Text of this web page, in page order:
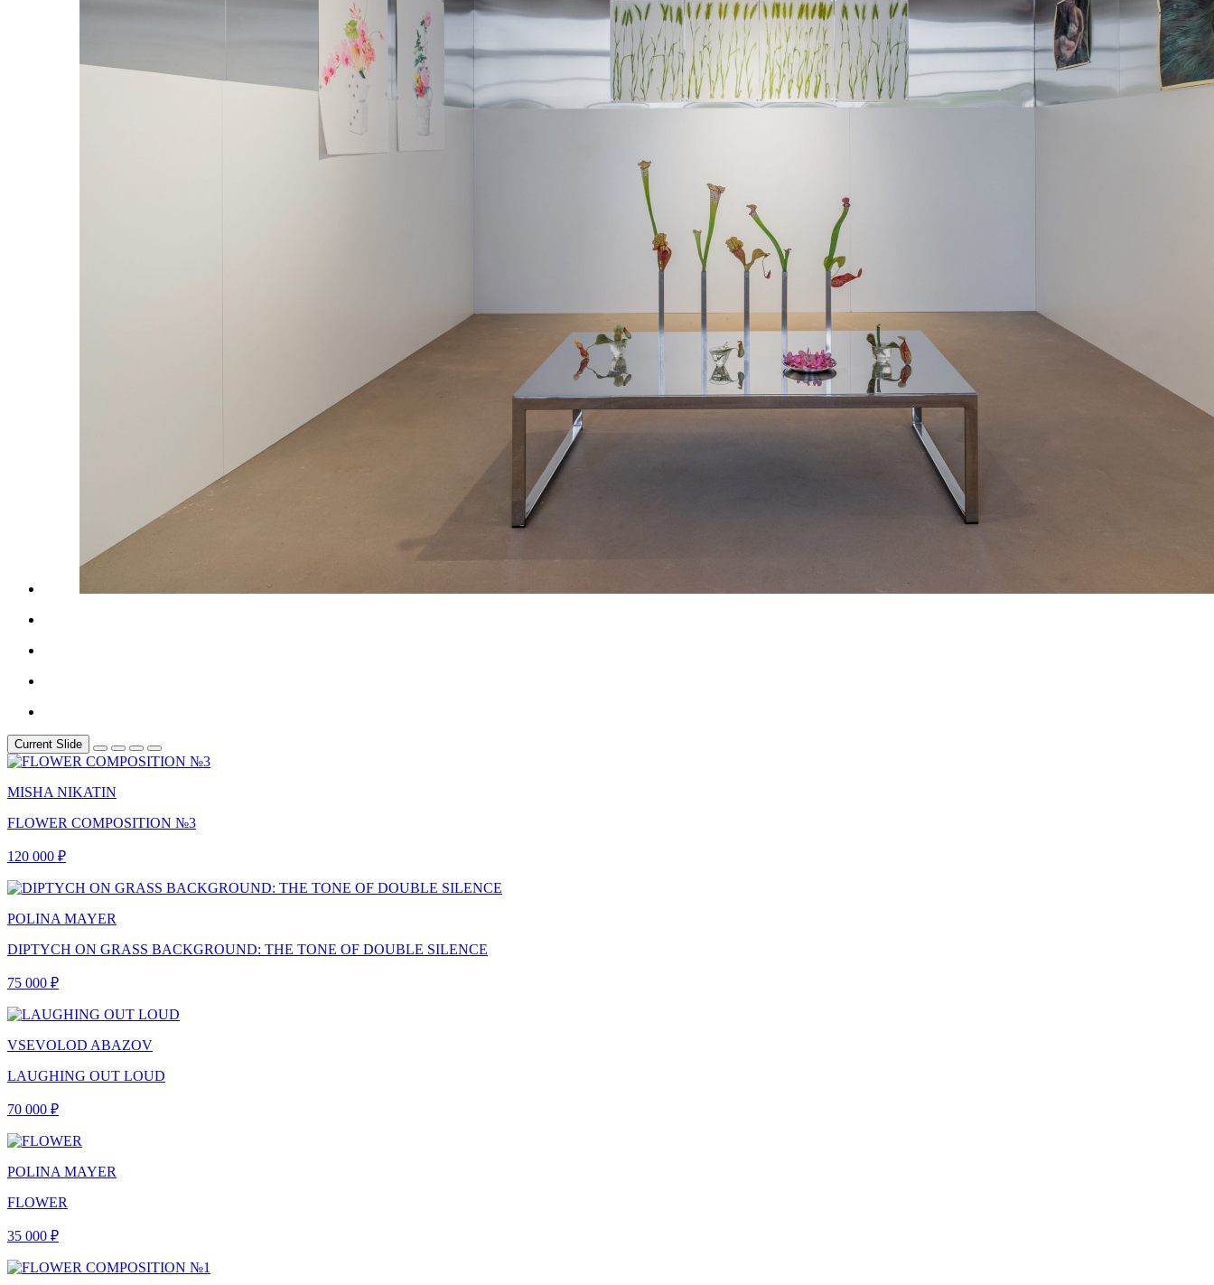
Current Slide
MISHA NIKATIN
FLOWER COMPOSITION №3
120 000 ₽
POLINA MAYER
DIPTYCH ON GRASS BACKGROUND: THE TONE OF DOUBLE SILENCE
75 000 ₽
VSEVOLOD ABAZOV
LAUGHING OUT LOUD
70 000 ₽
POLINA MAYER
FLOWER
35 000 ₽